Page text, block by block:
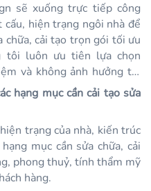
sẽ xuống trực tiếp công
hiện trạng ngôi nhà để
chữa, cải tạo trọn gói tối ưu
tôi luôn ưu tiên lựa chọn
và không ảnh hưởng tới
hạng mục cần cải tạo sửa
trạng của nhà, kiến trúc
mục cần sửa chữa, cải
phong thuỷ, tính thẩm mỹ
hàng.